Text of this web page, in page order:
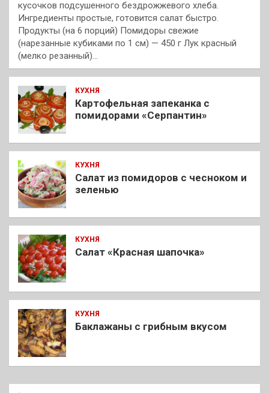
кусочков подсушенного бездрожжевого хлеба.
Ингредиенты простые, готовится салат быстро.
Продукты (на 6 порций) Помидоры свежие
(нарезанные кубиками по 1 см) — 450 г Лук красный
(мелко резанный)…
КУХНЯ
Картофельная запеканка с
помидорами «Серпантин»
КУХНЯ
Салат из помидоров с чесноком и
зеленью
КУХНЯ
Салат «Красная шапочка»
КУХНЯ
Баклажаны с грибным вкусом